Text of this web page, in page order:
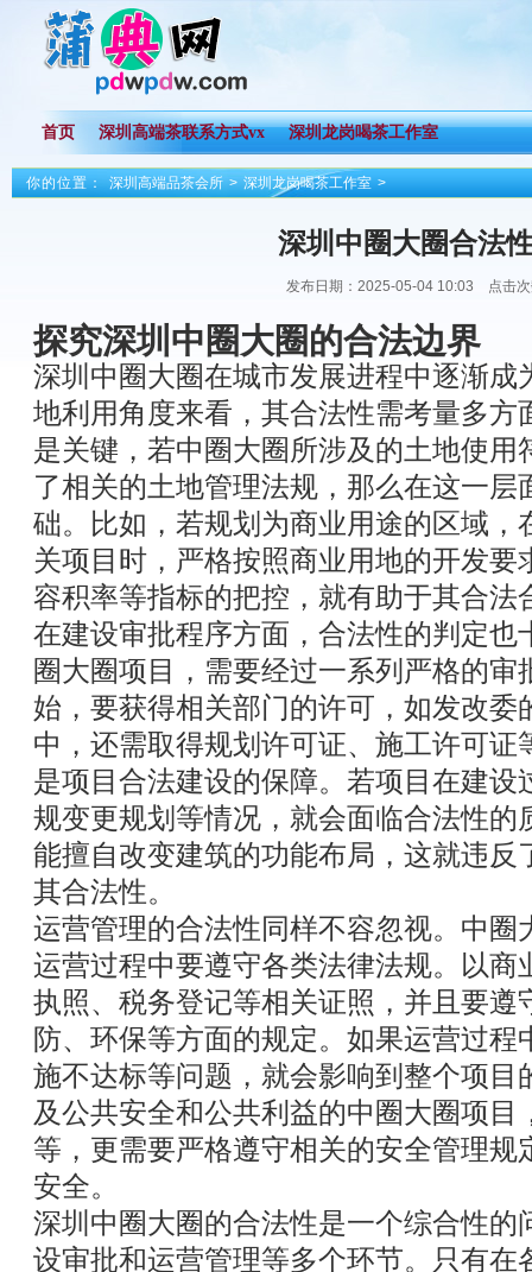
首页 深圳高端茶联系方式vx 深圳龙岗喝茶工作室
你的位置： 深圳高端品茶会所>深圳龙岗喝茶工作室 >
深圳中圈大圈合法
发布日期：2025-05-04 10:03 点击
探究深圳中圈大圈的合法边界
深圳中圈大圈在城市发展进程中逐渐成
地利用角度来看，其合法性需考量多方
是关键，若中圈大圈所涉及的土地使用
了相关的土地管理法规，那么在这一层
础。比如，若规划为商业用途的区域，
关项目时，严格按照商业用地的开发要
容积率等指标的把控，就有助于其合法
在建设审批程序方面，合法性的判定也
圈大圈项目，需要经过一系列严格的审
始，要获得相关部门的许可，如发改委
中，还需取得规划许可证、施工许可证
是项目合法建设的保障。若项目在建设
规变更规划等情况，就会面临合法性的
能擅自改变建筑的功能布局，这就违反
其合法性。
运营管理的合法性同样不容忽视。中圈
运营过程中要遵守各类法律法规。以商
执照、税务登记等相关证照，并且要遵
防、环保等方面的规定。如果运营过程
施不达标等问题，就会影响到整个项目
及公共安全和公共利益的中圈大圈项目
等，更需要严格遵守相关的安全管理规
安全。
深圳中圈大圈的合法性是一个综合性的
设审批和运营管理等多个环节。只有在